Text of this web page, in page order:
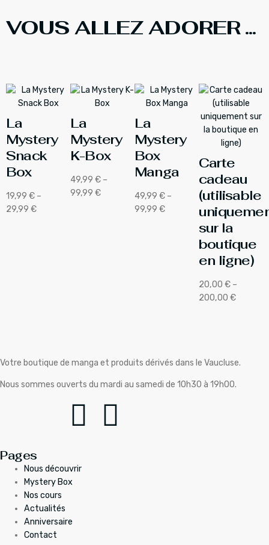
VOUS ALLEZ ADORER ...
La
Mystery
Snack
Box
19,99 € –
29,99 €
La
Mystery
K-Box
49,99 € –
99,99 €
La
Mystery
Box
Manga
49,99 € –
99,99 €
Carte
cadeau
(utilisable
sur la
boutique
en ligne)
20,00 € –
200,00 €
Votre boutique de manga et produits dérivés dans le Vaucluse.
Nous sommes ouverts du mardi au samedi de 10h30 à 19h00.
Pages
Nous découvrir
Mystery Box
Nos cours
Actualités
Anniversaire
Contact